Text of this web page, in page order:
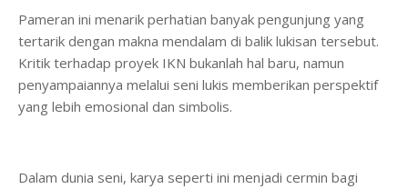
Pameran ini menarik perhatian banyak pengunjung yang
tertarik dengan makna mendalam di balik lukisan tersebut.
Kritik terhadap proyek IKN bukanlah hal baru, namun
penyampaiannya melalui seni lukis memberikan perspektif
yang lebih emosional dan simbolis.
Dalam dunia seni, karya seperti ini menjadi cermin bagi